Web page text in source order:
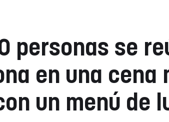
personas se
en una cena
un menú de